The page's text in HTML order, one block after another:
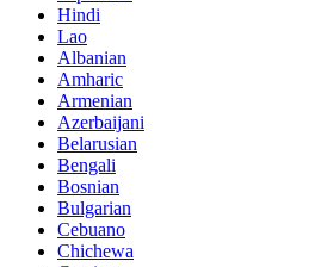
Hindi
Lao
Albanian
Amharic
Armenian
Azerbaijani
Belarusian
Bengali
Bosnian
Bulgarian
Cebuano
Chichewa